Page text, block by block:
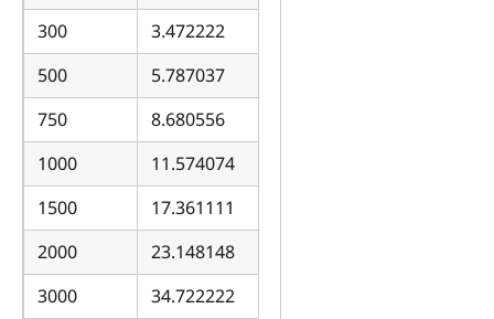
300
3.472222
500
5.787037
750
8.680556
1000
11.574074
1500
17.361111
2000
23.148148
3000
34.722222